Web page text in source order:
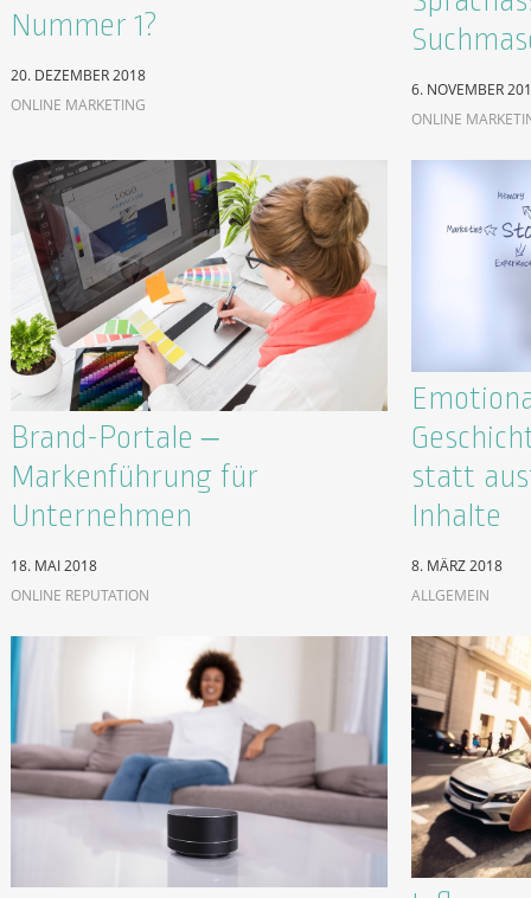
Nummer 1?
20. DEZEMBER 2018
ONLINE MARKETING
6. NOVEMBER
ONLINE
Brand-Portale –
Markenführung für
Unternehmen
18. MAI 2018
ONLINE REPUTATION
statt
Inhalte
8. MÄRZ 2018
ALLGEMEIN